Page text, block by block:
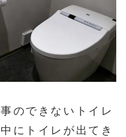
のできないトイレ
にトイレが出てき